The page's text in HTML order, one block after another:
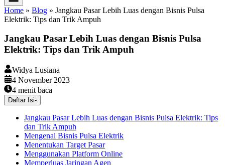
Home » Blog » Jangkau Pasar Lebih Luas dengan Bisnis Pulsa
Elektrik: Tips dan Trik Ampuh
Jangkau Pasar Lebih Luas dengan Bisnis Pulsa
Elektrik: Tips dan Trik Ampuh
Widya Lusiana
4 November 2023
4 menit baca
Daftar Isi-
Jangkau Pasar Lebih Luas dengan Bisnis Pulsa Elektrik: Tips
dan Trik Ampuh
Mengenal Bisnis Pulsa Elektrik
Menentukan Target Pasar
Menggunakan Platform Online
Memperluas Jaringan Agen